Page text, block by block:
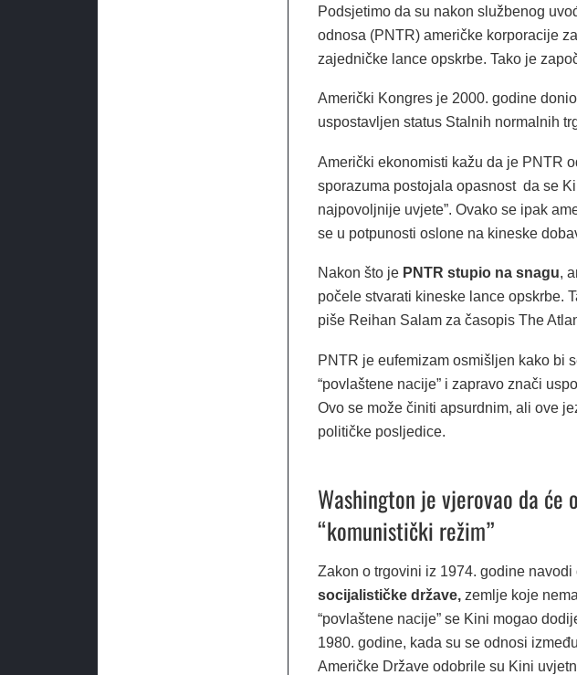
Podsjetimo da su nakon službenog
odnosa (PNTR) američke korporacije
zajedničke lance opskrbe. Tako je
Američki Kongres je 2000. godine
uspostavljen status Stalnih normalnih
Američki ekonomisti kažu da je PNTR
sporazuma postojala opasnost da se
najpovoljnije uvjete”. Ovako se ipak
se u potpunosti oslone na kineske
Nakon što jePNTR stupio na snagu,
počele stvarati kineske lance opskrbe.
piše Reihan Salam za časopis The
PNTR je eufemizam osmišljen kako bi
“povlaštene nacije” i zapravo znači
Ovo se može činiti apsurdnim, ali ove
političke posljedice.
Washington je vjerovao da
“komunistički režim”
Zakon o trgovini iz 1974. godine navodi
socijalističke države, zemlje koje
“povlaštene nacije” se Kini mogao
1980. godine, kada su se odnosi
Američke Države odobrile su Kini